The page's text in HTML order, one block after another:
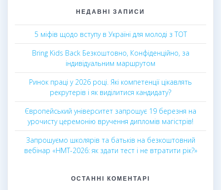
НЕДАВНІ ЗАПИСИ
5 міфів щодо вступу в Україні для молоді з ТОТ
Bring Kids Back Безкоштовно, Конфіденційно, за
індивідуальним маршрутом
Ринок праці у 2026 році. Які компетенції цікавлять
рекрутерів і як виділитися кандидату?
Європейський університет запрошує 19 березня на
урочисту церемонію вручення дипломів магістрів!
Запрошуємо школярів та батьків на безкоштовний
вебінар «НМТ-2026: як здати тест і не втратити рік?»
ОСТАННІ КОМЕНТАРІ